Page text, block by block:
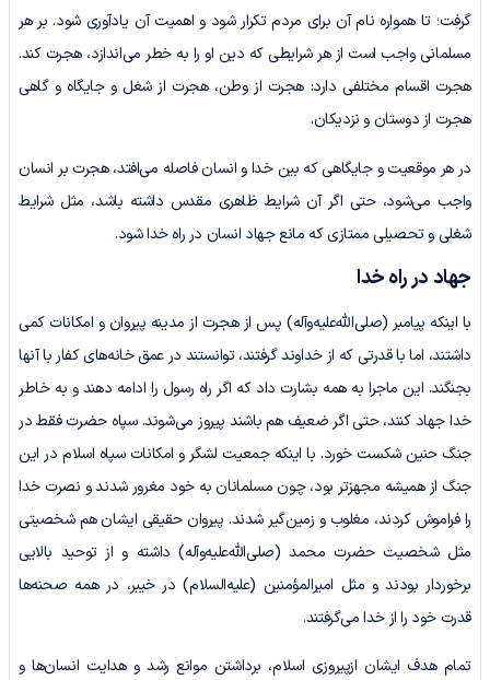
گرفت؛ تا همواره نام آن برای مردم تکرار شود و اهمیت آن یادآوری شود. بر هر
مسلمانی واجب است از هر شرایطی که دین او را به خطر می‌اندازد، هجرت کند.
هجرت اقسام مختلفی دارد: هجرت از وطن، هجرت از شغل و جایگاه و گاهی
هجرت از دوستان و نزدیکان.
در هر موقعیت و جایگاهی که بین خدا و انسان فاصله می‌افتد، هجرت بر انسان
واجب می‌شود، حتی اگر آن شرایط ظاهری مقدس داشته باشد، مثل شرایط
شغلی و تحصیلی ممتازی که مانع جهاد انسان در راه خدا شود.
جهاد در راه خدا
با اینکه پیامبر (صلی‌الله‌علیه‌وآله) پس از هجرت از مدینه پیروان و امکانات کمی
داشتند، اما با قدرتی که از خداوند گرفتند، توانستند در عمق خانه‌های کفار با آنها
بجنگند. این ماجرا به همه بشارت داد که اگر راه رسول را ادامه دهند و به خاطر
خدا جهاد کنند، حتی اگر ضعیف هم باشند پیروز می‌شوند. سپاه حضرت فقط در
جنگ حنین شکست خورد. با اینکه جمعیت لشگر و امکانات سپاه اسلام در این
جنگ از همیشه مجهزتر بود، چون مسلمانان به خود مغرور شدند و نصرت خدا
را فراموش کردند، مغلوب و زمین‌گیر شدند. پیروان حقیقی ایشان هم شخصیتی
مثل شخصیت حضرت محمد (صلی‌الله‌علیه‌وآله) داشته و از توحید بالایی
برخوردار بودند و مثل امیرالمؤمنین (علیه‌السلام) در خیبر، در همه صحنه‌ها
قدرت خود را از خدا می‌گرفتند.
تمام هدف ایشان ازپیروزی اسلام، برداشتن موانع رشد و هدایت انسان‌ها و